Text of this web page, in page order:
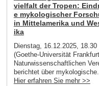
vielfalt der Tropen:
e mykologischer
in Mittelamerika und
ika
Dienstag, 16.12.2025,
(Goethe-Universität
Naturwissenschaftlichen
berichtet über mykologische...
Hier erfahren Sie mehr >>